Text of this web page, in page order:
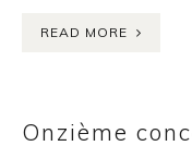
READ MORE
Onzième